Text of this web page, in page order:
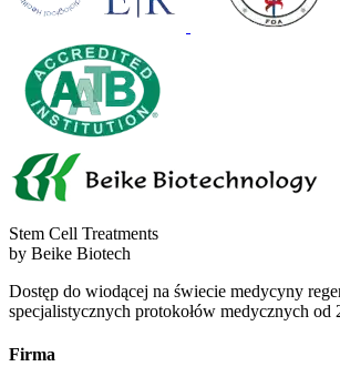
Stem Cell Treatments
by Beike Biotech
Dostęp do wiodącej na świecie medycyny
specjalistycznych protokołów medycznych od
Firma